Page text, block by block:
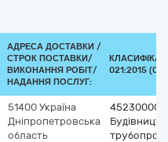
АДРЕСА ДОСТАВКИ /
СТРОК ПОСТАВКИ/
ВИКОНАННЯ РОБІТ/
НАДАННЯ ПОСЛУГ:
021:2015
51400 Україна
Дніпропетровська
область
45230000-